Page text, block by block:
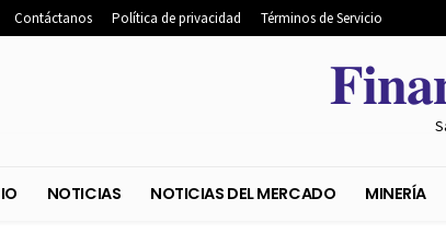
Contáctanos Política de privacidad Términos de Servicio